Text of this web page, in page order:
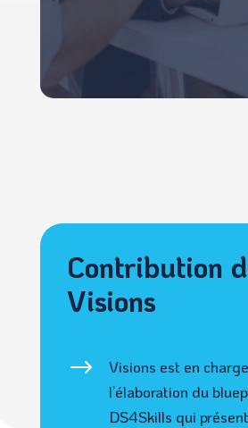
Contribution
Visions
$
Visions est en
l’élaboration du
DS4Skills qui